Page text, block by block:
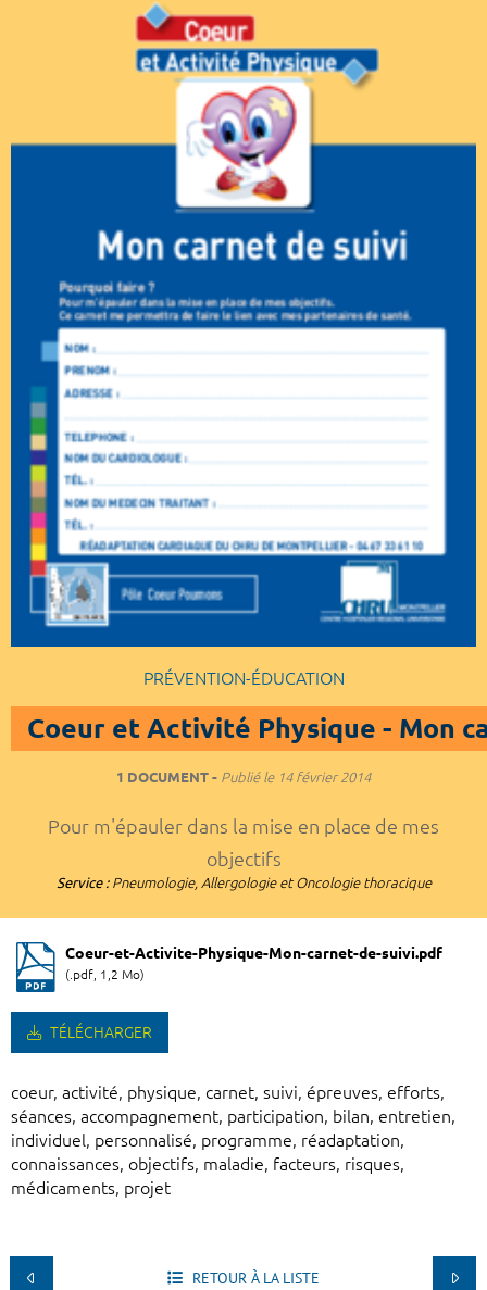
PRÉVENTION-ÉDUCATION
Coeur et Activité Physique - Mon
1 DOCUMENT Publié le14 février 2014
Pour m'épauler dans la mise en place de mes
objectifs
Service : Pneumologie, Allergologie et Oncologie thoracique
Coeur-et-Activite-Physique-Mon-carnet-de-suivi.pdf
(.pdf, 1,2 Mo)
TÉLÉCHARGER
coeur, activité, physique, carnet, suivi, épreuves, efforts,
séances, accompagnement, participation, bilan, entretien,
individuel, personnalisé, programme, réadaptation,
connaissances, objectifs, maladie, facteurs, risques,
médicaments, projet
RETOUR À LA LISTE